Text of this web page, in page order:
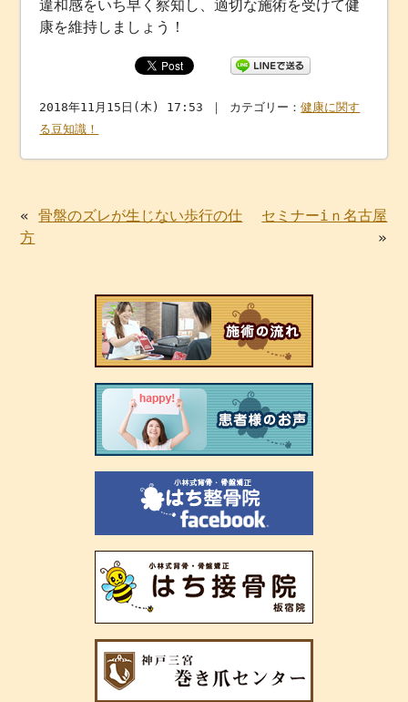
違和感をいち早く察知し、適切な施術を受けて健
康を維持しましょう！
2018年11月15日(木) 17:53 ｜ カテゴリー：健康に関す
る豆知識！
«骨盤のズレが生じない歩行の仕
方
セミナーiｎ名古屋
»